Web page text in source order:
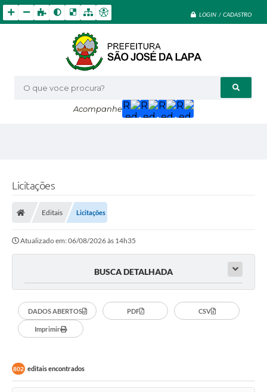
LOGIN / CADASTRO
O que voce procura?
Acompanhe
Licitações
Editais Licitações
Atualizado em: 06/08/2026 às 14h35
BUSCA DETALHADA
DADOS ABERTOS PDF CSV
Imprimir
802 editais encontrados